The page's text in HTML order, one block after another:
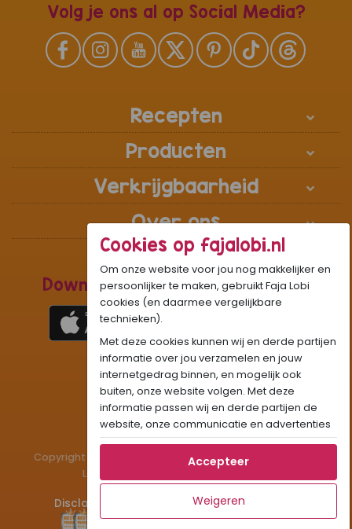
Volg je ons al op Social Media?
Recepten
Producten
Verkrijgbaarheid
Over ons
Download de Recepten Webapp
WhatsApp Community:
Onze gifjes al eens geprobeerd?: GIF
Beleef Sandhia’s Recepten in:
Copyright © 1983 - 2026 Stichting Administratiekantoor
Laigsingh Holding. All rights reserved.
Disclaimer Privacy & Cookies
Cookies op fajalobi.nl
Om onze website voor jou nog makkelijker en
persoonlijker te maken, gebruikt Faja Lobi
cookies (en daarmee vergelijkbare
technieken).
Met deze cookies kunnen wij en derde partijen
informatie over jou verzamelen en jouw
internetgedrag binnen, en mogelijk ook
buiten, onze website volgen. Met deze
informatie passen wij en derde partijen de
website, onze communicatie en advertenties
aan op jouw interesses en profiel. Daarnaast
kan je door deze cookies informatie delen via
Als je op "Accepteer" klikt, dan geef je Faja
Lobi toestemming om cookies voor social
Accepteer
Weigeren